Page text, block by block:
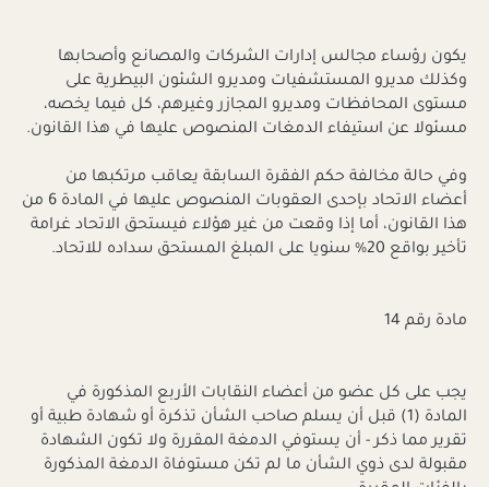
يكون رؤساء مجالس إدارات الشركات والمصانع وأصحابها
وكذلك مديرو المستشفيات ومديرو الشئون البيطرية على
مستوى المحافظات ومديرو المجازر وغيرهم، كل فيما يخصه،
مسئولا عن استيفاء الدمغات المنصوص عليها في هذا القانون.
وفي حالة مخالفة حكم الفقرة السابقة يعاقب مرتكبها من
أعضاء الاتحاد بإحدى العقوبات المنصوص عليها في المادة 6 من
هذا القانون، أما إذا وقعت من غير هؤلاء فيستحق الاتحاد غرامة
تأخير بواقع 20% سنويا على المبلغ المستحق سداده للاتحاد.
مادة رقم 14
يجب على كل عضو من أعضاء النقابات الأربع المذكورة في
المادة (1) قبل أن يسلم صاحب الشأن تذكرة أو شهادة طبية أو
تقرير مما ذكر - أن يستوفي الدمغة المقررة ولا تكون الشهادة
مقبولة لدى ذوي الشأن ما لم تكن مستوفاة الدمغة المذكورة